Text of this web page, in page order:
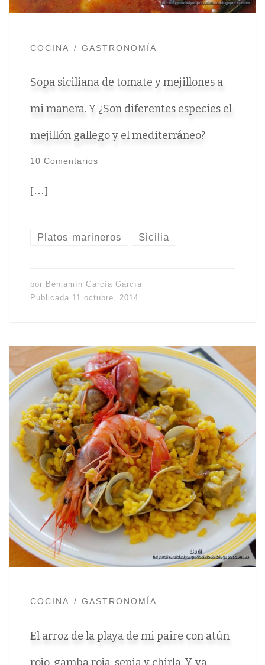
COCINA GASTRONOMÍA
Sopa siciliana de tomate y mejillones a
mi manera. Y ¿Son diferentes especies el
mejillón gallego y el mediterráneo?
10 Comentarios
[…]
Platos marineros Sicilia
por Benjamín García García
Publicada 11 octubre, 2014
COCINA GASTRONOMÍA
El arroz de la playa de mi paire con atún